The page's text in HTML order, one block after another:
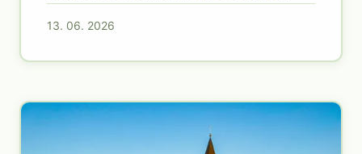
13. 06. 2026